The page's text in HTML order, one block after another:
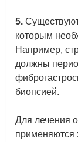
5.
которым
Например,
должны
биопсией.
Для лечения
применяются